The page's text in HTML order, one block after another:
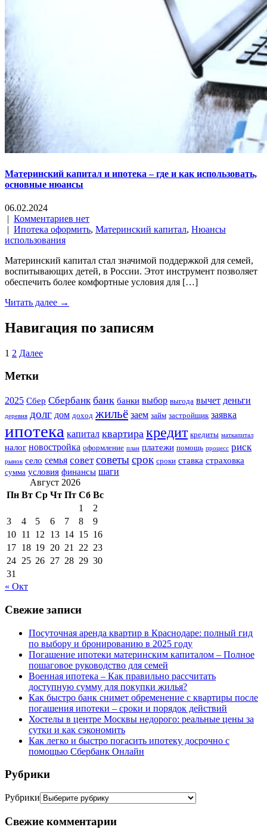
Материнский капитал и ипотека – где и как использовать,
основные нюансы
06.02.2024
| Комментариев нет
| Ипотека оформить, Материнский капитал, Нюансы
использования
Материнский капитал стал значимой поддержкой для семей,
воспитывающих детей, в России. Этот инструмент позволяет
обеспечить более комфортные условия для […]
Читать далее →
Навигация по записям
1 2 Далее
Метки
2025 Сбер Сбербанк банк банки выбор выгода вычет деньги
деревня долг дом доход жильё заем займ застройщик заявка
ипотека капитал квартира кредит кредиты маткапитал
налог новостройка оформление план платежи помощь процесс риск
рынок село семья совет советысрок сроки ставка страховка
сумма условия финансы шаги
Август 2026
Пн Вт Ср Чт Пт Сб Вс
1
2
3
4 5 6 7 8
9
10 11 12 13 14 15 16
17 18 19 20 21 22 23
24 25 26 27 28 29 30
31
« Окт
Свежие записи
Посуточная аренда квартир в Краснодаре: полный гид
по выбору и бронированию в 2025 году
Погашение ипотеки материнским капиталом – Полное
пошаговое руководство для семей
Военная ипотека – Как правильно рассчитать
доступную сумму для покупки жилья?
Как быстро банк снимет обременение с квартиры после
погашения ипотеки – сроки и порядок действий
Хостелы в центре Москвы недорого: реальные цены за
сутки и как сэкономить
Как легко и быстро погасить ипотеку досрочно с
помощью Сбербанк Онлайн
Рубрики
Рубрики
Свежие комментарии